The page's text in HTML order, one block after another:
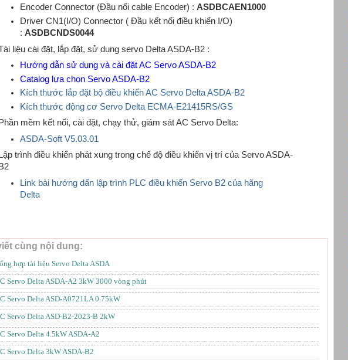
Encoder Connector (Đầu nối cable Encoder) : ASDBCAEN1000
Driver CN1(I/O) Connector ( Đầu kết nối điều khiển I/O)
:ASDBCNDS0044
liệu cài đặt, lắp đặt, sử dụng servo Delta ASDA-B2 :
Hướng dẫn sử dụng và cài đặt AC Servo ASDA-B2
Catalog lựa chọn Servo ASDA-B2
Kích thước lắp đặt bộ điều khiển AC Servo Delta ASDA-B2
Kích thước động cơ Servo Delta ECMA-E21415RS/GS
Phần mềm kết nối, cài đặt, chạy thử, giám sát AC Servo Delta:
ASDA-Soft V5.03.01
Lập trình điều khiển phát xung trong chế độ điều khiển vị trí của Servo ASDA-
B2
Link bài hướng dấn lập trình PLC điều khiển Servo B2 của hãng
Delta
cùng nội dung:
hợp tài liệu Servo Delta ASDA
Servo Delta ASDA-A2 3kW 3000 vòng phút
Servo Delta ASD-A0721LA 0.75kW
Servo Delta ASD-B2-2023-B 2kW
Servo Delta 4.5kW ASDA-A2
Servo Delta 3kW ASDA-B2